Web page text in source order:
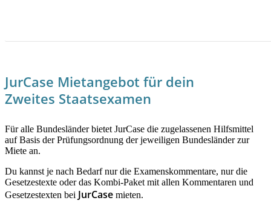
JurCase Mietangebot für dein
Zweites Staatsexamen
Für alle Bundesländer bietet JurCase die zugelassenen Hilfsmittel
auf Basis der Prüfungsordnung der jeweiligen Bundesländer zur
Miete an.
Du kannst je nach Bedarf nur die Examenskommentare, nur die
Gesetzestexte oder das Kombi-Paket mit allen Kommentaren und
Gesetzestexten bei JurCase mieten.